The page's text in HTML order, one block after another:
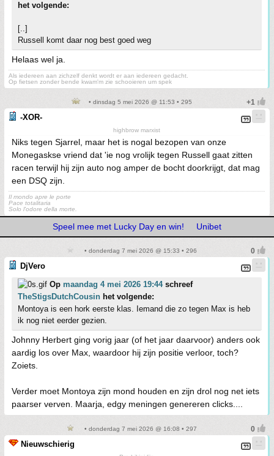
het volgende:
[..]
Russell komt daar nog best goed weg
Helaas wel ja.
Als iedereen aan zichzelf denkt wordt er aan iedereen gedacht.
Op fietsen zonder bende kwam'm zie schooieren um spek
• dinsdag 5 mei 2026 @ 11:53 • 295
-XOR-
highbrow marxist
Niks tegen Sjarrel, maar het is nogal bezopen van onze
Monegaskse vriend dat 'ie nog vrolijk tegen Russell gaat zitten
racen terwijl hij zijn auto nog amper de bocht doorkrijgt, dat mag
een DSQ zijn.
Il mondo apre le porte
Pace totalitaria
Solo l'odore della morte.
Speel mee met Lucky Day en win! Unibet
• donderdag 7 mei 2026 @ 15:33 • 296
DjVero
Op maandag 4 mei 2026 19:44schreef
TheStigsDutchCousin het volgende:
Montoya is een hork eerste klas. Iemand die zo tegen Max is heb
ik nog niet eerder gezien.
Johnny Herbert ging vorig jaar (of het jaar daarvoor) anders ook
aardig los over Max, waardoor hij zijn positie verloor, toch?
Zoiets.
Verder moet Montoya zijn mond houden en zijn drol nog net iets
paarser verven. Maarja, edgy meningen genereren clicks....
• donderdag 7 mei 2026 @ 16:08 • 297
Nieuwschierig